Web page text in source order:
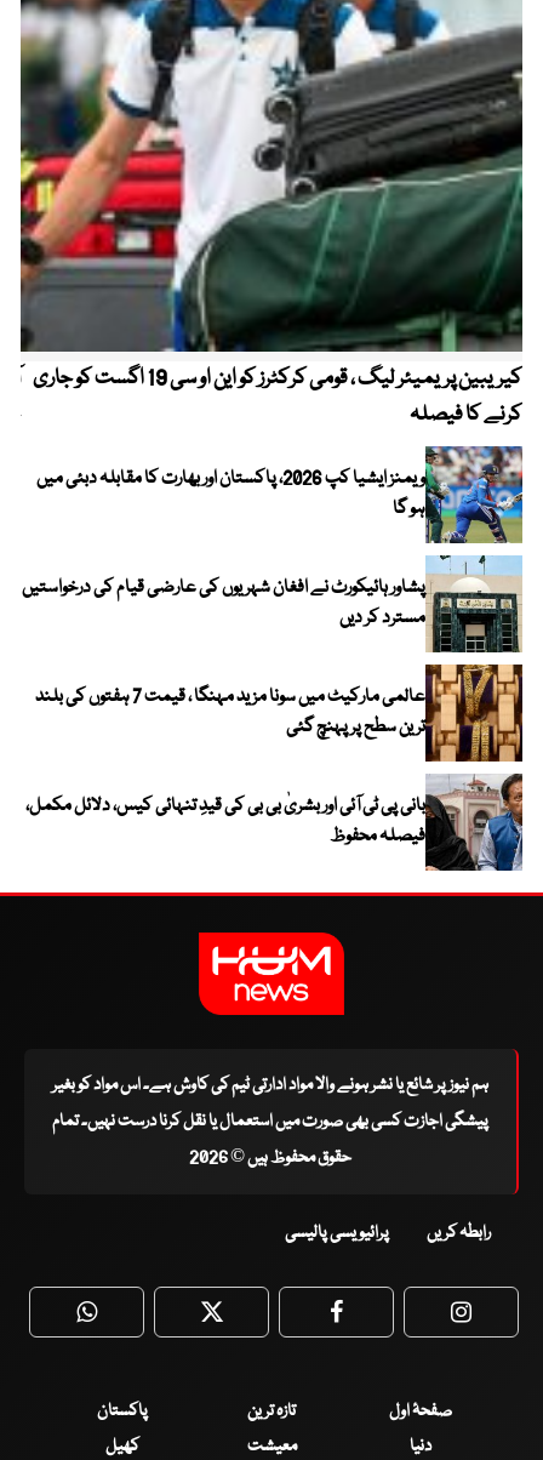
کیریبین پریمیئر لیگ ، قومی کرکٹرز کو این او سی 19 اگست کو جاری
کرنے کا فیصلہ
ویمنز ایشیا کپ 2026، پاکستان اور بھارت کا مقابلہ دبئی میں
ہو گا
پشاور ہائیکورٹ نے افغان شہریوں کی عارضی قیام کی درخواستیں
مسترد کر دیں
عالمی مارکیٹ میں سونا مزید مہنگا ، قیمت 7 ہفتوں کی بلند
ترین سطح پر پہنچ گئی
بانی پی ٹی آئی اور بشریٰ بی بی کی قیدِ تنہائی کیس، دلائل مکمل،
فیصلہ محفوظ
ہم نیوز پر شائع یا نشر ہونے والا مواد ادارتی ٹیم کی کاوش ہے۔ اس مواد کو بغیر
پیشگی اجازت کسی بھی صورت میں استعمال یا نقل کرنا درست نہیں۔ تمام
حقوق محفوظ ہیں © 2026
رابطہ کریں پرائیویسی پالیسی
WhatsApp Twitter Facebook
صفحۂ اول تازہ ترین
پاکستان
دنیا
معیشت کھیل